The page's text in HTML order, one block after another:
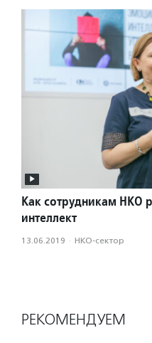
Как сотрудникам НКО
интеллект
13.06.2019 · НКО-сектор
РЕКОМЕНДУЕМ